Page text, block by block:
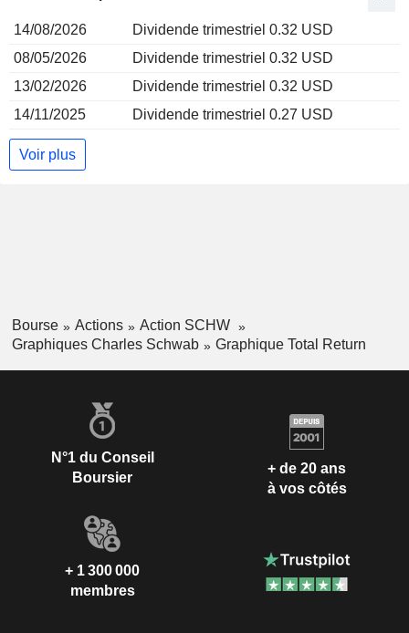
14/08/2026
Dividende trimestriel 0.32 USD
08/05/2026
Dividende trimestriel 0.32 USD
13/02/2026
Dividende trimestriel 0.32 USD
14/11/2025
Dividende trimestriel 0.27 USD
Voir plus
Bourse Actions
Action SCHW
Graphiques Charles Schwab
Graphique Total Return
N°1 du Conseil
Boursier
+ de 20 ans
à vos côtés
+ 1 300 000
membres